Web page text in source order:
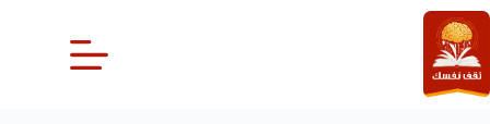
التجاوز
إلى
المحتوى